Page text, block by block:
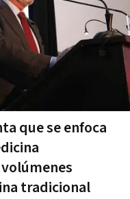
que se enfoca
tradicional